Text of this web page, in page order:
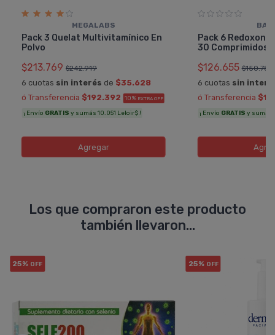
MEGALABS
Pack 3 Quelat Multivitamínico En
Polvo
$213.769 $242.919
6 cuotas sin interés de $35.628
ó Transferencia $192.392 10% EXTRA OFF
¡ Envío GRATIS y sumás 10.051 Leloir$ !
Agregar
Pack 6 Redoxon
30 Comprimidos
$126.655 $150.780
6 cuotas sin
ó Transferencia
¡ Envío GRATIS y sumás
Los que compraron este producto
también llevaron...
25% OFF 25% OFF